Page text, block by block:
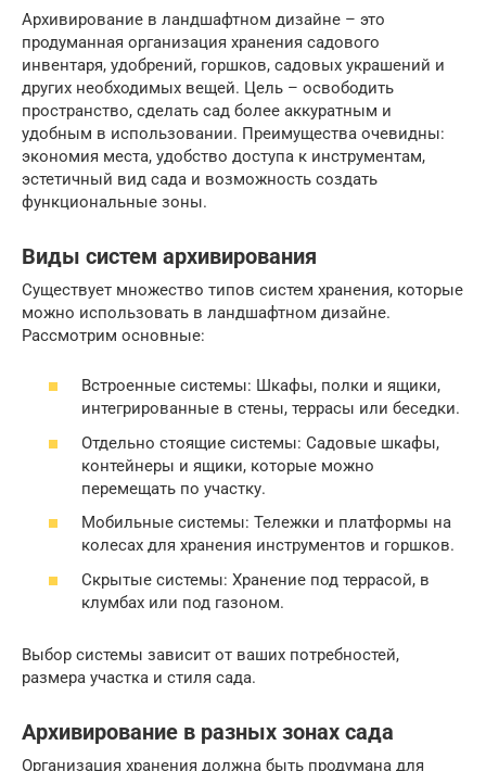
Архивирование в ландшафтном дизайне – это
продуманная организация хранения садового
инвентаря, удобрений, горшков, садовых украшений и
других необходимых вещей. Цель – освободить
пространство, сделать сад более аккуратным и
удобным в использовании. Преимущества очевидны:
экономия места, удобство доступа к инструментам,
эстетичный вид сада и возможность создать
функциональные зоны.
Виды систем архивирования
Существует множество типов систем хранения, которые
можно использовать в ландшафтном дизайне.
Рассмотрим основные:
Встроенные системы: Шкафы, полки и ящики,
интегрированные в стены, террасы или беседки.
Отдельно стоящие системы: Садовые шкафы,
контейнеры и ящики, которые можно
перемещать по участку.
Мобильные системы: Тележки и платформы на
колесах для хранения инструментов и горшков.
Скрытые системы: Хранение под террасой, в
клумбах или под газоном.
Выбор системы зависит от ваших потребностей,
размера участка и стиля сада.
Архивирование в разных зонах сада
Организация хранения должна быть продумана для